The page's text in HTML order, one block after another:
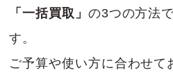
「一括買取」 の3つの方法
す。
ご予算や使い方に合わせて